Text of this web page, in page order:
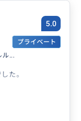
5.0
プライベート
ル...
た。